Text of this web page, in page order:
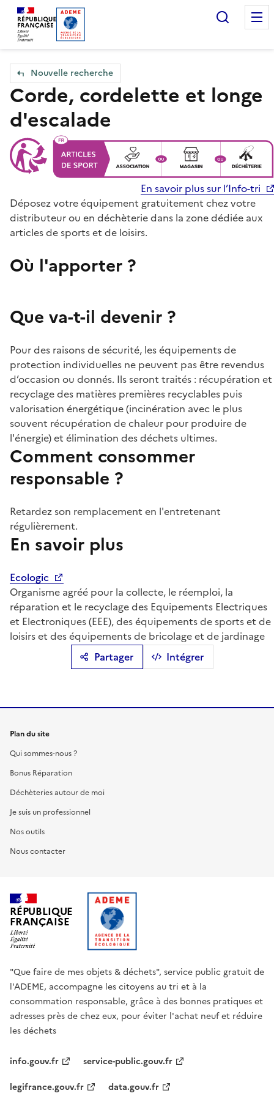
Accueil — Que Faire de mes objets & déchets
Nouvelle recherche
Corde, cordelette et longe
d'escalade
En savoir plus sur l’Info-tri
Partager Intégrer
Déposez votre équipement gratuitement chez votre
distributeur ou en déchèterie dans la zone dédiée aux
articles de sports et de loisirs.
Où l'apporter ?
Que va-t-il devenir ?
Pour des raisons de sécurité, les équipements de
protection individuelles ne peuvent pas être revendus
d’occasion ou donnés. Ils seront traités : récupération et
recyclage des matières premières recyclables puis
valorisation énergétique (incinération avec le plus
souvent récupération de chaleur pour produire de
l'énergie) et élimination des déchets ultimes.
Comment consommer
responsable ?
Retardez son remplacement en l'entretenant
régulièrement.
En savoir plus
Ecologic
Organisme agréé pour la collecte, le réemploi, la
réparation et le recyclage des Equipements Electriques
et Electroniques (EEE), des équipements de sports et de
loisirs et des équipements de bricolage et de jardinage
Plan du site
Qui sommes-nous ?
Bonus Réparation
Déchèteries autour de moi
Je suis un professionnel
Nos outils
Nous contacter
RÉPUBLIQUE
FRANÇAISE
"Que faire de mes objets & déchets", service public gratuit de
l'ADEME, accompagne les citoyens au tri et à la
consommation responsable, grâce à des bonnes pratiques et
adresses près de chez eux, pour éviter l'achat neuf et réduire
les déchets
info.gouv.fr
service-public.gouv.fr
legifrance.gouv.fr
data.gouv.fr